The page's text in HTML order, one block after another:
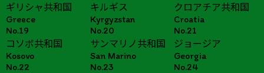
ギリシャ共和国
Greece
キルギス
Kyrgyzstan
クロアチア共和国
Croatia
No.19
コソボ共和国
Kosovo
No.20
サンマリノ共和国
San Marino
No.21
ジョージア
Georgia
No.22
No.23
No.24